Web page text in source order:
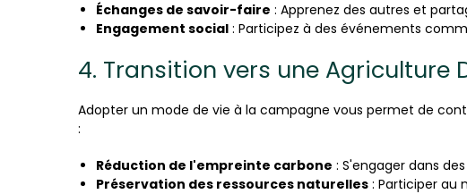
Échanges de savoir-faire : Apprenez des autres et
Engagement social : Participez à des événements
4. Transition vers une Agriculture
Adopter un mode de vie à la campagne vous permet de
:
Réduction de l'empreinte carbone : S'engager dans
Préservation des ressources naturelles : Participer au